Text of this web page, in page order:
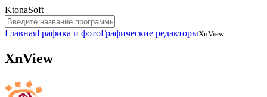
KtonaSoft
ГлавнаяГрафика и фотоГрафические редакторыXnView
XnView